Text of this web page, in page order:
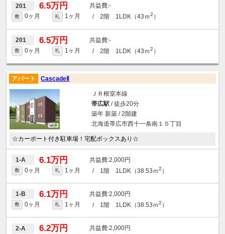
201 6.5万円 -
敷 0ヶ月 礼 1ヶ月 / 2階 1LDK（43ｍ2 ）
201 6.5万円 -
敷 0ヶ月 礼 1ヶ月 / 2階 1LDK（43ｍ2 ）
アパート CascadeⅡ
ＪＲ根室本線
帯広駅/ 徒歩20分
築年 新築 / 2階建
北海道帯広市西十一条南１５丁目
☆カーポート付き駐車場！宅配ボックスあり☆
1-A 6.1万円 2,000円
敷 0ヶ月 礼 1ヶ月 / 1階 1LDK（38.53ｍ2 ）
1-B 6.1万円 2,000円
敷 0ヶ月 礼 1ヶ月 / 1階 1LDK（38.53ｍ2 ）
2-A 6.2万円 2,000円